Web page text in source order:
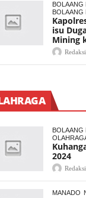
BOLAANG
isu
Mining
BOLAANG
2024
MANADO